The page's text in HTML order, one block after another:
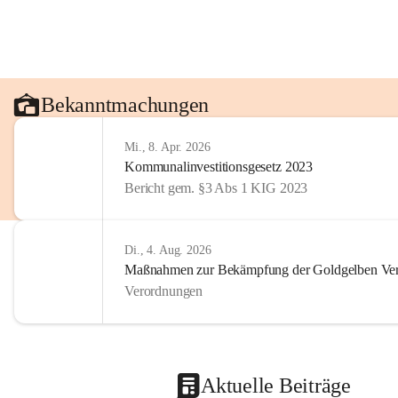
Bekanntmachungen
Mi., 8. Apr. 2026
Kommunalinvestitionsgesetz 2023
Bericht gem. §3 Abs 1 KIG 2023
Di., 4. Aug. 2026
Maßnahmen zur Bekämpfung der Goldgelben
Verordnungen
Aktuelle Beiträge